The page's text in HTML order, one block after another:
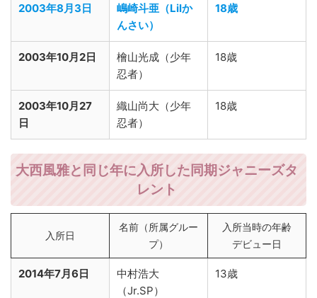
2003年8月3日
嶋崎斗亜（Lilか
んさい）
18歳
2003年10月2日
檜山光成（少年
忍者）
18歳
2003年10月27
日
織山尚大（少年
忍者）
18歳
大西風雅と同じ年に入所した同期ジャニーズタ
レント
入所日
名前（所属グルー
プ）
入所当時の年齢
デビュー日
2014年7月6日
中村浩大
（Jr.SP）
13歳